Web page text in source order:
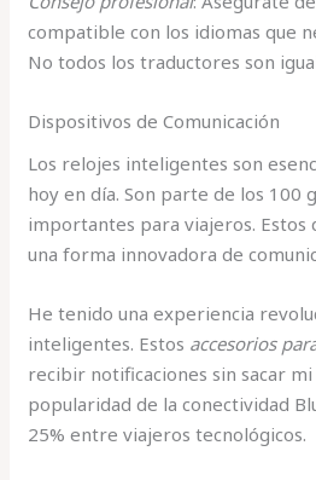
compatible con los idiomas que
No todos los traductores son
Dispositivos de Comunicación
Los relojes inteligentes son
hoy en día. Son parte de los 100
importantes para viajeros. Estos
una forma innovadora de
He tenido una experiencia
inteligentes. Estos accesorios
recibir notificaciones sin sacar
popularidad de la conectividad
25% entre viajeros tecnológicos.